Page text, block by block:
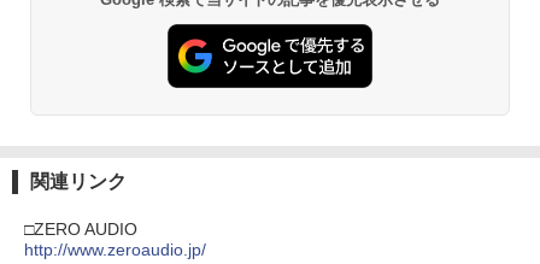
関連リンク
□ZERO AUDIO
http://www.zeroaudio.jp/